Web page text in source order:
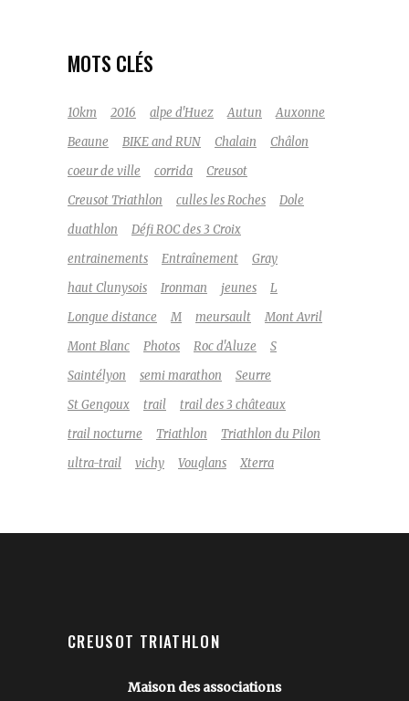
MOTS CLÉS
10km 2016 alpe d'Huez Autun
Auxonne
Beaune
BIKE and RUN Chalain
Châlon
coeur de ville
corrida
Creusot
Creusot Triathlon
culles les Roches
Dole
duathlon
Défi ROC des 3 Croix
entrainements
Entraînement
Gray
haut Clunysois
Ironman jeunes
L
Longue distance
M meursault
Mont Avril
Mont Blanc
Photos Roc d'Aluze
S
Saintélyon
semi marathon
Seurre
St Gengoux
trail
trail des 3 châteaux
trail nocturne
Triathlon
Triathlon du Pilon
ultra-trail
vichy Vouglans Xterra
CREUSOT TRIATHLON
Maison des associations